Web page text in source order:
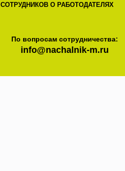
СОТРУДНИКОВ О РАБОТОДАТЕЛЯХ
По вопросам сотрудничества:
info@nachalnik-m.ru